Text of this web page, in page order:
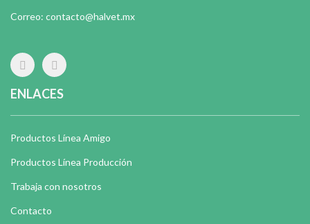
Correo: contacto@halvet.mx
ENLACES
Productos Línea Amigo
Productos Línea Producción
Trabaja con nosotros
Contacto